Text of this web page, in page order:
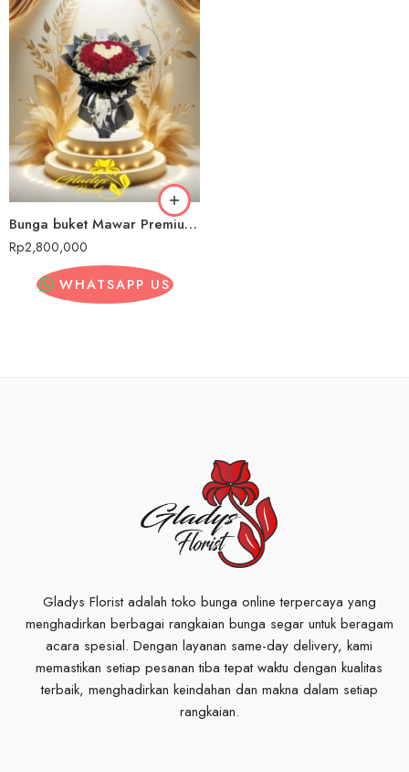
Bunga buket Mawar Premium Banyuasin
Rp2,800,000
WHATSAPP US
Gladys Florist adalah toko bunga online terpercaya yang
menghadirkan berbagai rangkaian bunga segar untuk beragam
acara spesial. Dengan layanan same-day delivery, kami
memastikan setiap pesanan tiba tepat waktu dengan kualitas
terbaik, menghadirkan keindahan dan makna dalam setiap
rangkaian.